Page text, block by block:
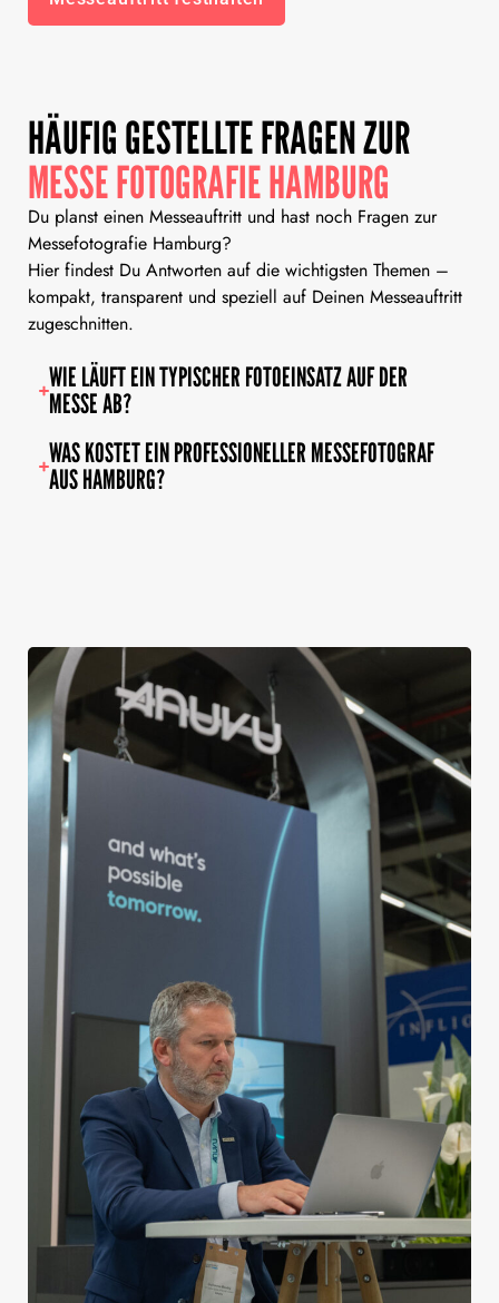
HÄUFIG GESTELLTE FRAGEN ZUR
MESSE FOTOGRAFIE HAMBURG
Du planst einen Messeauftritt und hast noch Fragen zur
Messefotografie Hamburg?
Hier findest Du Antworten auf die wichtigsten Themen –
kompakt, transparent und speziell auf Deinen Messeauftritt
zugeschnitten.
WIE LÄUFT EIN TYPISCHER FOTOEINSATZ AUF DER
MESSE AB?
WAS KOSTET EIN PROFESSIONELLER MESSEFOTOGRAF
AUS HAMBURG?